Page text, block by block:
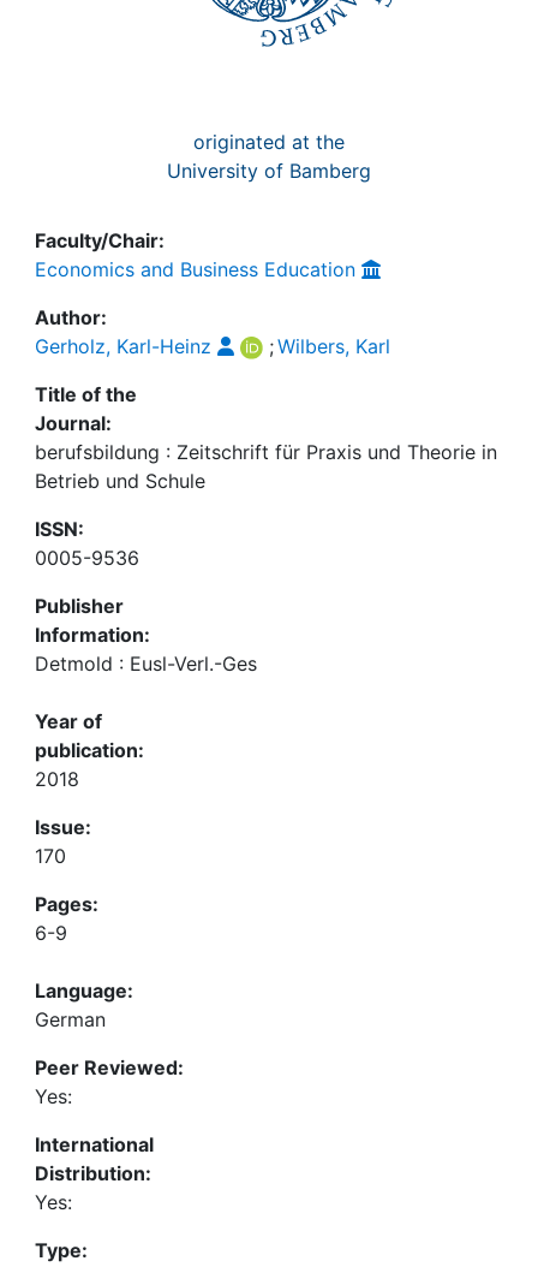
originated at the
University of Bamberg
Faculty/Chair:
Economics and Business Education
Author:
Gerholz, Karl-Heinz
;Wilbers, Karl
Title of the
Journal:
berufsbildung : Zeitschrift für Praxis und Theorie in
Betrieb und Schule
ISSN:
0005-9536
Publisher
Information:
Detmold : Eusl-Verl.-Ges
Year of
publication:
2018
Issue:
170
Pages:
6-9
Language:
German
Peer Reviewed:
Yes:
International
Distribution:
Yes:
Type: